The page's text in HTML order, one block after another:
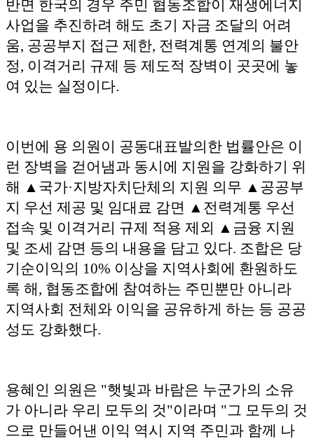
반면 한국의 경우 주민 협동조합이 재생에너지
사업을 추진하려 해도 초기 자금 조달의 어려
움, 공공부지 접근 제한, 전력계통 연계의 불안
정, 이격거리 규제 등 제도적 장벽이 곳곳에 놓
여 있는 실정이다.
이번에 용 의원이 공동대표발의한 법률안은 이
런 장벽을 걷어냄과 동시에 지원을 강화하기 위
해 ▲국가·지방자치단체의 지원 의무 ▲공공부
지 우선 제공 및 임대료 감면 ▲전력계통 우선
접속 및 이격거리 규제 적용 제외 ▲금융 지원
및 조세 감면 등의 내용을 담고 있다. 조합은 당
기순이익의 10% 이상을 지역사회에 환원하도
록 해, 협동조합에 참여하는 주민뿐만 아니라
지역사회 전체와 이익을 공유하게 하는 등 공공
성도 강화했다.
용혜인 의원은 "햇빛과 바람은 누군가의 소유
가 아니라 우리 모두의 것"이라며 "그 모두의 것
으로 만들어낸 이익 역시 지역 주민과 함께 나